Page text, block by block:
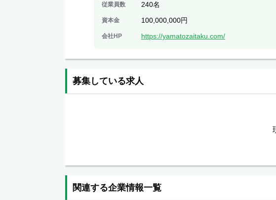
従業員数 240名
資本金 100,000,000円
会社HP https://yamatozaitaku.com/
募集している求人
関連する企業情報一覧